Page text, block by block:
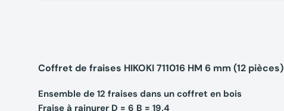
Coffret de fraises HIKOKI 711016 HM 6 mm (12 pièces)
Ensemble de 12 fraises dans un coffret en bois
Fraise à rainurer D = 6 B = 19,4